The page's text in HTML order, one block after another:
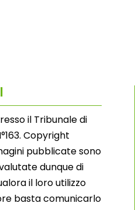
il Tribunale di
Copyright
pubblicate sono
dunque di
il loro utilizzo
basta comunicarlo